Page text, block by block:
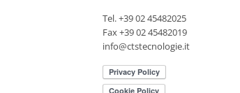
Tel. +39 02 45482025
Fax +39 02 45482019
info@ctstecnologie.it